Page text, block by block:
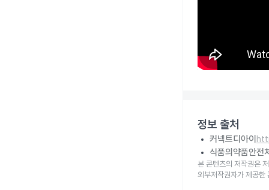
정보 출처
커넥트디아이
식품의약품안전
본 콘텐츠의 저작권은
외부저작권자가 제공한